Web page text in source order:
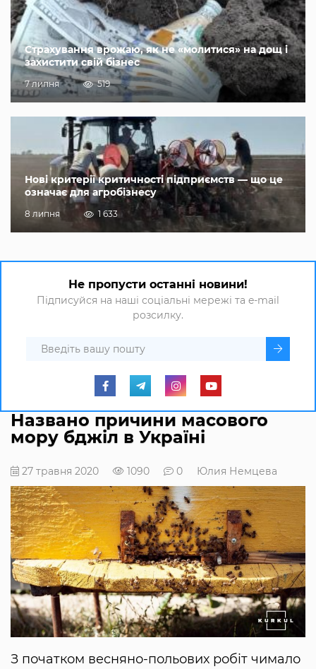
Страхування врожаю, як не «молитися» на дощ і
захистити свій бізнес
7 липня 519
Нові критерії критичності підприємств — що це
означає для агробізнесу
8 липня 1 633
Не пропусти останні новини!
Підписуйся на наші соціальні мережі та e-mail
розсилку.
Названо причини масового
мору бджіл в Україні
27 травня 2020 1090 0 Юлия Немцева
З початком весняно-польових робіт чимало